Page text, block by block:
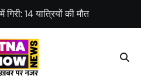
पहले चंद्रयान लैंड हुआ था
इस्तीफा